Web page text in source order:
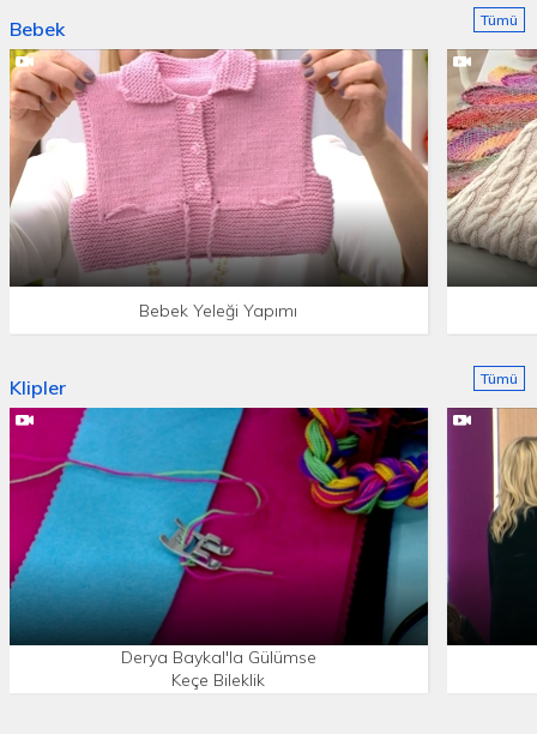
Bebek
Bebek Yeleği Yapımı
Tümü
Klipler
Derya Baykal'la Gülümse
Keçe Bileklik
Tümü